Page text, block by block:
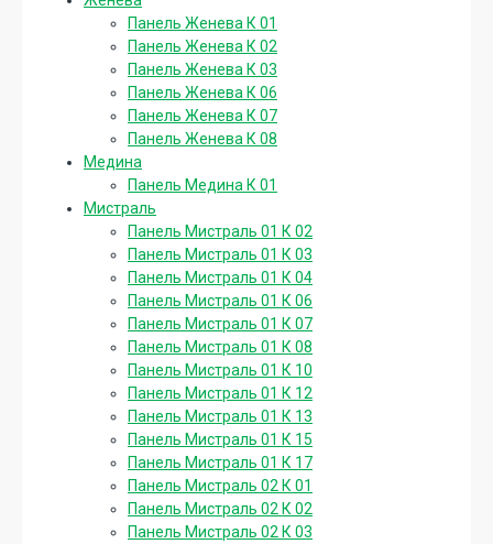
Панель Женева К 01
Панель Женева К 02
Панель Женева К 03
Панель Женева К 06
Панель Женева К 07
Панель Женева К 08
Медина
Панель Медина К 01
Мистраль
Панель Мистраль 01 К 02
Панель Мистраль 01 К 03
Панель Мистраль 01 К 04
Панель Мистраль 01 К 06
Панель Мистраль 01 К 07
Панель Мистраль 01 К 08
Панель Мистраль 01 К 10
Панель Мистраль 01 К 12
Панель Мистраль 01 К 13
Панель Мистраль 01 К 15
Панель Мистраль 01 К 17
Панель Мистраль 02 К 01
Панель Мистраль 02 К 02
Панель Мистраль 02 К 03